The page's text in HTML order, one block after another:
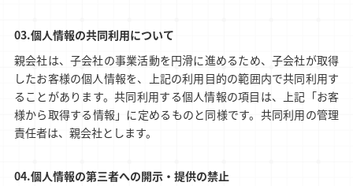
個人情報の共同利用について
親会社は、子会社の事業活動を円滑に進めるため、子会社が取得
したお客様の個人情報を、上記の利用目的の範囲内で共同利用す
ることがあります。共同利用する個人情報の項目は、上記「お客
様から取得する情報」に定めるものと同様です。共同利用の管理
責任者は、親会社とします。
個人情報の第三者への開示・提供の禁止